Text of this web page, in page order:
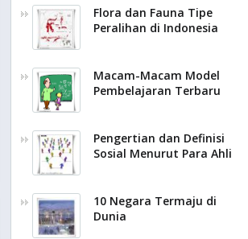
Flora dan Fauna Tipe
Peralihan di Indonesia
Macam-Macam Model
Pembelajaran Terbaru
Pengertian dan Definisi
Sosial Menurut Para Ahli
10 Negara Termaju di
Dunia